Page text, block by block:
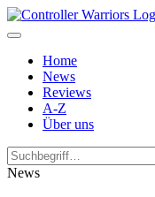
Home
News
Reviews
A-Z
Über uns
News